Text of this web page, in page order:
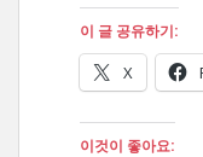
이 글 공유하기:
X
이것이 좋아요: